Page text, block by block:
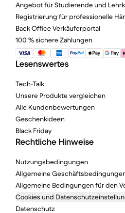
Angebot für Studierende und
Registrierung für professionelle
Back Office Verkäuferportal
100 % sichere Zahlungen
Lesenswertes
Tech-Talk
Unsere Produkte vergleichen
Alle Kundenbewertungen
Geschenkideen
Black Friday
Rechtliche Hinweise
Nutzungsbedingungen
Allgemeine
Allgemeine Bedingungen für den
Cookies und
Datenschutz